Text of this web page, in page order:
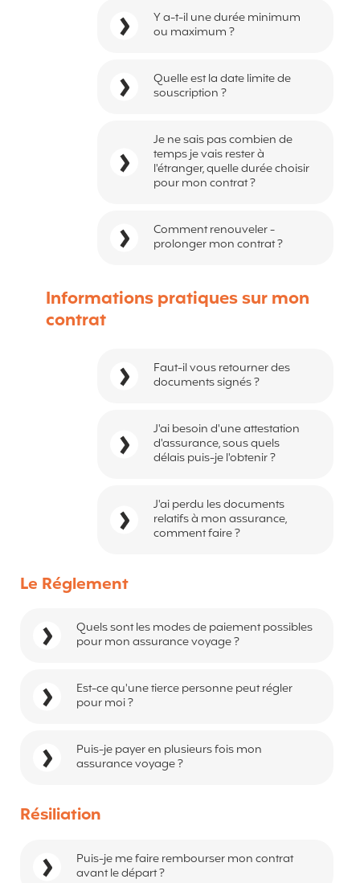
Y a-t-il une durée minimum
ou maximum ?
Quelle est la date limite de
souscription ?
Je ne sais pas combien de
temps je vais rester à
l'étranger, quelle durée choisir
pour mon contrat ?
Comment renouveler -
prolonger mon contrat ?
Informations pratiques sur mon
contrat
Faut-il vous retourner des
documents signés ?
J'ai besoin d'une attestation
d'assurance, sous quels
délais puis-je l'obtenir ?
J'ai perdu les documents
relatifs à mon assurance,
comment faire ?
Le Réglement
Quels sont les modes de paiement possibles
pour mon assurance voyage ?
Est-ce qu'une tierce personne peut régler
pour moi ?
Puis-je payer en plusieurs fois mon
assurance voyage ?
Résiliation
Puis-je me faire rembourser mon contrat
avant le départ ?